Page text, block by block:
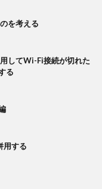
を考える
してWi-Fi接続が切れた
る
用する